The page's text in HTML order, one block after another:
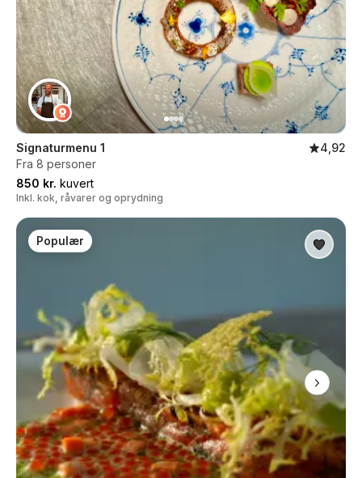
Signaturmenu 1
4,92
Fra 8 personer
850 kr. kuvert
Inkl. kok, råvarer og oprydning
Populær